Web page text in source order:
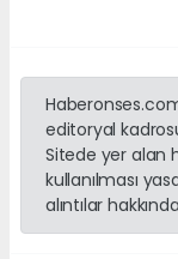
editoryal
Sitede yer alan
kullanılması
alıntılar